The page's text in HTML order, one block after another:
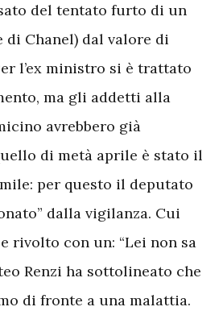
del tentato furto di un
di Chanel) dal valore di
l’ex ministro si è trattato
ma gli addetti alla
avrebbero già
di metà aprile è stato il
per questo il deputato
dalla vigilanza. Cui
rivolto con un: “Lei non sa
Renzi ha sottolineato che
di fronte a una malattia.